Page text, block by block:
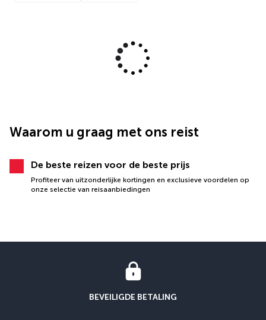
Waarom u graag met ons reist
De beste reizen voor de beste prijs
Profiteer van uitzonderlijke kortingen en exclusieve voordelen op
onze selectie van reisaanbiedingen
BEVEILIGDE BETALING